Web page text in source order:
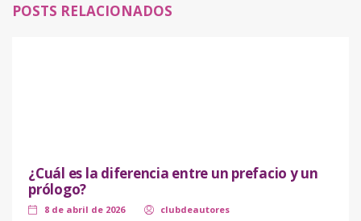
POSTS RELACIONADOS
¿Cuál es la diferencia entre un prefacio y un
prólogo?
8 de abril de 2026 clubdeautores